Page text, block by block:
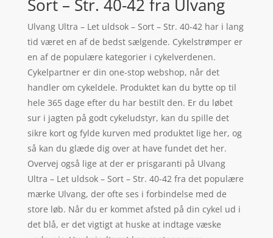
Sort – Str. 40-42 fra Ulvang
Ulvang Ultra – Let uldsok – Sort – Str. 40-42 har i lang
tid været en af de bedst sælgende. Cykelstrømper er
en af de populære kategorier i cykelverdenen.
Cykelpartner er din one-stop webshop, når det
handler om cykeldele. Produktet kan du bytte op til
hele 365 dage efter du har bestilt den. Er du løbet
sur i jagten på godt cykeludstyr, kan du spille det
sikre kort og fylde kurven med produktet lige her, og
så kan du glæde dig over at have fundet det her.
Overvej også lige at der er prisgaranti på Ulvang
Ultra – Let uldsok – Sort – Str. 40-42 fra det populære
mærke Ulvang, der ofte ses i forbindelse med de
store løb. Når du er kommet afsted på din cykel ud i
det blå, er det vigtigt at huske at indtage væske